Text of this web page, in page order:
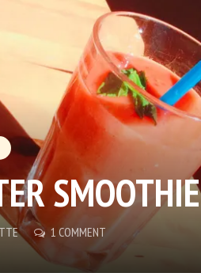
SMOOTHIE
1 COMMENT